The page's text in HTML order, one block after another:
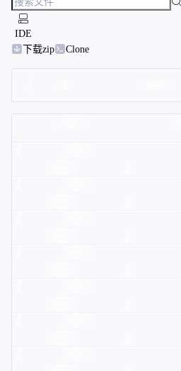
IDE
下载zip
Clone